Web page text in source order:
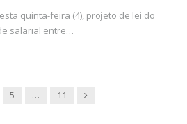
quinta-feira (4), projeto de lei do
salarial entre…
5 … 11 Next